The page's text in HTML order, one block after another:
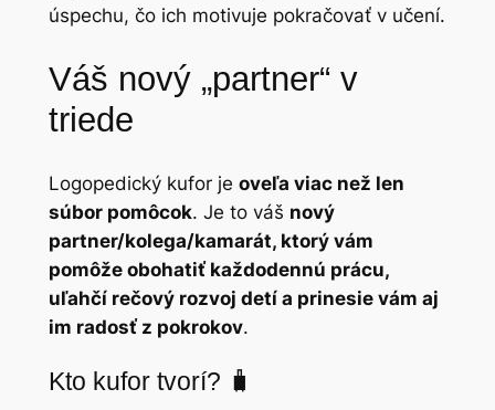
úspechu, čo ich motivuje pokračovať v učení.
Váš nový „partner“ v
triede
Logopedický kufor je oveľa viac než len
súbor pomôcok. Je to váš nový
partner/kolega/kamarát, ktorý vám
pomôže obohatiť každodennú prácu,
uľahčí rečový rozvoj detí a prinesie vám aj
im radosť z pokrokov.
Kto kufor tvorí? 🧳